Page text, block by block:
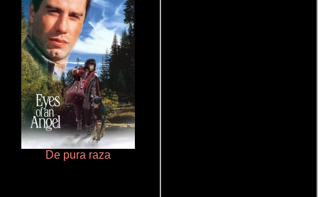
De pura raza